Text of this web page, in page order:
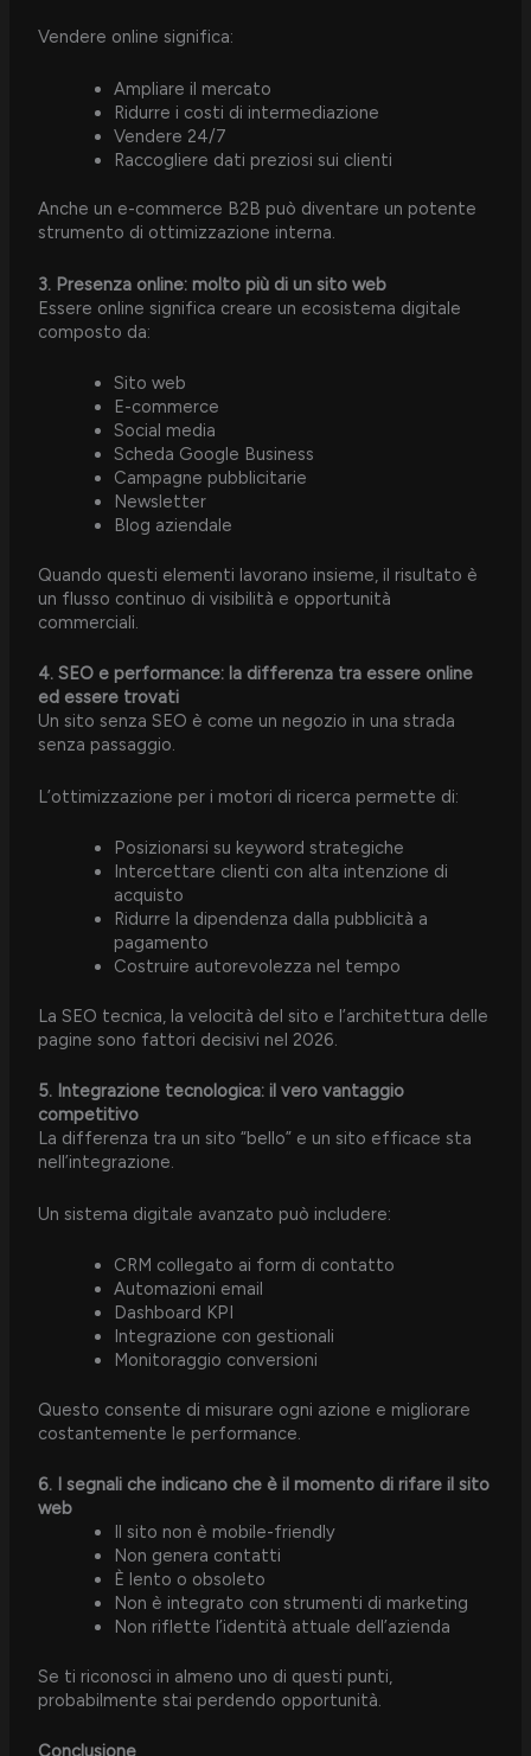
Vendere online significa:
Ampliare il mercato
Ridurre i costi di intermediazione
Vendere 24/7
Raccogliere dati preziosi sui clienti
Anche un e-commerce B2B può diventare un potente
strumento di ottimizzazione interna.
3. Presenza online: molto più di un sito web
Essere online significa creare un ecosistema digitale
composto da:
Sito web
E-commerce
Social media
Scheda Google Business
Campagne pubblicitarie
Newsletter
Blog aziendale
Quando questi elementi lavorano insieme, il risultato è
un flusso continuo di visibilità e opportunità
commerciali.
4. SEO e performance: la differenza tra essere online
ed essere trovati
Un sito senza SEO è come un negozio in una strada
senza passaggio.
L’ottimizzazione per i motori di ricerca permette di:
Posizionarsi su keyword strategiche
Intercettare clienti con alta intenzione di
acquisto
Ridurre la dipendenza dalla pubblicità a
pagamento
Costruire autorevolezza nel tempo
La SEO tecnica, la velocità del sito e l’architettura delle
pagine sono fattori decisivi nel 2026.
5. Integrazione tecnologica: il vero vantaggio
competitivo
La differenza tra un sito “bello” e un sito efficace sta
nell’integrazione.
Un sistema digitale avanzato può includere:
CRM collegato ai form di contatto
Automazioni email
Dashboard KPI
Integrazione con gestionali
Monitoraggio conversioni
Questo consente di misurare ogni azione e migliorare
costantemente le performance.
6. I segnali che indicano che è il momento di rifare il sito
web
Il sito non è mobile-friendly
Non genera contatti
È lento o obsoleto
Non è integrato con strumenti di marketing
Non riflette l’identità attuale dell’azienda
Se ti riconosci in almeno uno di questi punti,
probabilmente stai perdendo opportunità.